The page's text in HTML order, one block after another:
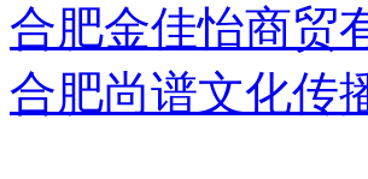
合肥金佳怡商贸
合肥尚谱文化传